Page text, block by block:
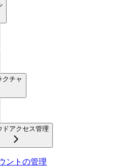
クチャ
ドアクセス管理
ントの管理